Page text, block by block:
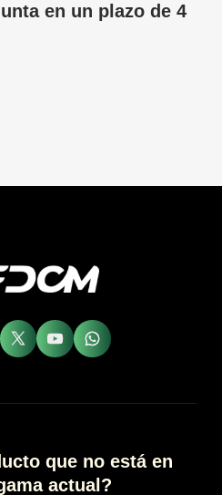
en un plazo de 4
que no está en
actual?